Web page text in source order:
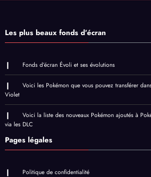
Les plus beaux fonds d’écran
Fonds d’écran Évoli et ses évolutions
Voici les Pokémon que vous pouvez transférer
Violet
Voici la liste des nouveaux Pokémon ajoutés à
via les DLC
Pages légales
Politique de confidentialité